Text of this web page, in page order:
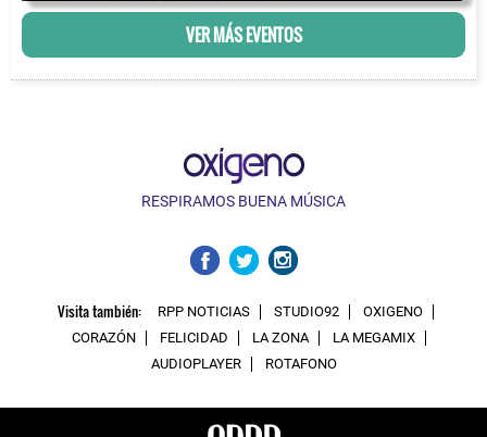
VER MÁS EVENTOS
RESPIRAMOS BUENA MÚSICA
Visita también: RPP NOTICIAS STUDIO92
OXIGENO
CORAZÓN
FELICIDAD LA ZONA
LA MEGAMIX
AUDIOPLAYER
ROTAFONO